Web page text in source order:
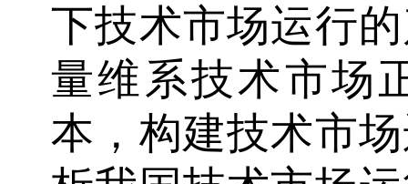
下技术市场运行
量维系技术市场
本，构建技术市